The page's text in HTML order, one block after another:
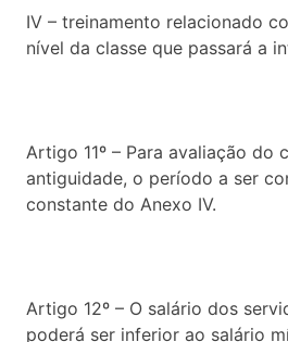
IV – treinamento relacionado
nível da classe que passará a
Artigo 11º – Para avaliação do
antiguidade, o período a ser
constante do Anexo IV.
Artigo 12º – O salário dos
poderá ser inferior ao salário